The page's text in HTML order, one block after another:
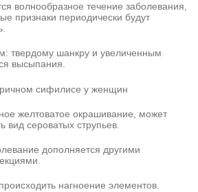
волнообразное течение заболевания,
признаки периодически будут
твердому шанкру и увеличенным
высыпания.
желтоватое окрашивание, может
вид сероватых струпьев.
дополняется другими
нагноение элементов.